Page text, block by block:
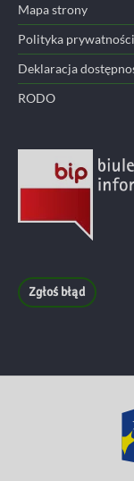
Mapa strony
Polityka prywatności
Deklaracja
RODO
Zgłoś błąd